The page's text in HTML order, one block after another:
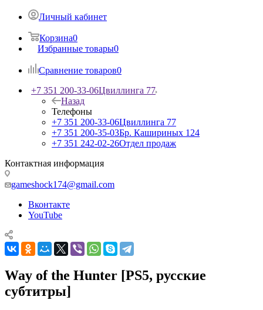
Личный кабинет
Корзина0
Избранные товары0
Сравнение товаров0
+7 351 200-33-06Цвиллинга 77
Назад
Телефоны
+7 351 200-33-06Цвиллинга 77
+7 351 200-35-03Бр. Кашириных 124
+7 351 242-02-26Отдел продаж
Контактная информация
gameshock174@gmail.com
Вконтакте
YouTube
Way of the Hunter [PS5, русские
субтитры]